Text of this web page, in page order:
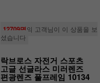
12709명의 고객님이 이 상품을 보
셨습니다
락브로스 자전거 스포츠
고글 선글라스 미러렌즈
편광렌즈 풀프레임 10134